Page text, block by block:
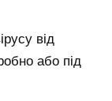
від
або під